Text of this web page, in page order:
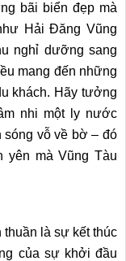
bãi biển đẹp mà
Hải Đăng Vũng
nghỉ dưỡng sang
mang đến những
khách. Hãy tưởng
nhi một ly nước
vỗ về bờ – đó
yên mà Vũng Tàu
thuần là sự kết thúc
của sự khởi đầu